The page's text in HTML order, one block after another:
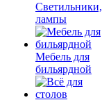
Светильники,
лампы
Мебель для
бильярдной